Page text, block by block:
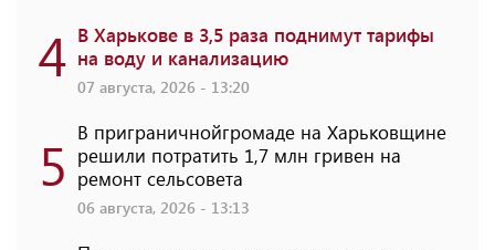
4 В Харькове в 3,5 раза поднимут тарифы
на воду и канализацию
07 августа, 2026 - 13:20
5 В приграничнойгромаде на Харьковщине
решили потратить 1,7 млн ​​гривен на
ремонт сельсовета
06 августа, 2026 - 13:13